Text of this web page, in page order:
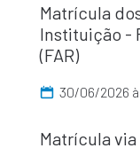
Matrícula
Instituição -
(FAR)
30/06/2026
Matrícula